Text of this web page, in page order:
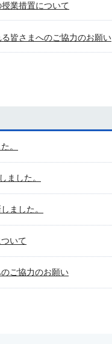
業措置について
皆さまへのご協力のお願い
。
ました。
ました。
いて
ご協力のお願い